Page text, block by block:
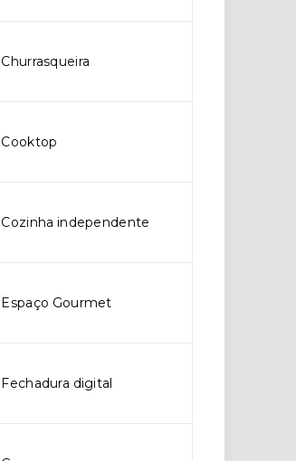
Churrasqueira
Cooktop
Cozinha independente
Espaço Gourmet
Fechadura digital